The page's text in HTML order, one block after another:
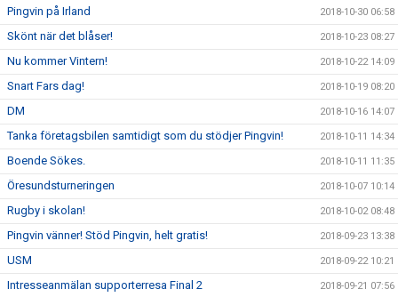
Pingvin på Irland 2018-10-30 06:58
Skönt när det blåser! 2018-10-23 08:27
Nu kommer Vintern! 2018-10-22 14:09
Snart Fars dag! 2018-10-19 08:20
DM 2018-10-16 14:07
Tanka företagsbilen samtidigt som du stödjer Pingvin! 2018-10-11 14:34
Boende Sökes. 2018-10-11 11:35
Öresundsturneringen 2018-10-07 10:14
Rugby i skolan! 2018-10-02 08:48
Pingvin vänner! Stöd Pingvin, helt gratis! 2018-09-23 13:38
USM 2018-09-22 10:21
Intresseanmälan supporterresa Final 2 2018-09-21 07:56